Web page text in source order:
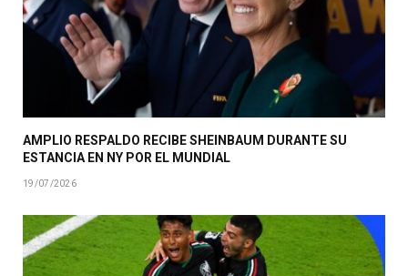
AMPLIO RESPALDO RECIBE SHEINBAUM DURANTE SU
ESTANCIA EN NY POR EL MUNDIAL
19/07/2026